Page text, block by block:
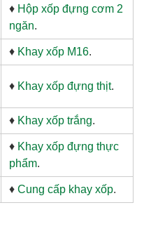
♦ Hộp xốp đựng cơm 2
ngăn.
♦ Khay xốp M16.
♦ Khay xốp đựng thịt.
♦ Khay xốp trắng.
♦ Khay xốp đựng thực
phẩm.
♦ Cung cấp khay xốp.